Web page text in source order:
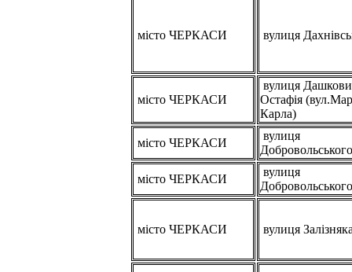
місто ЧЕРКАСИ вулиця
місто ЧЕРКАСИ
вулиця
Остафія
Карла)
місто ЧЕРКАСИ
вулиця
Добровольського
місто ЧЕРКАСИ
вулиця
Добровольського
місто ЧЕРКАСИ вулиця